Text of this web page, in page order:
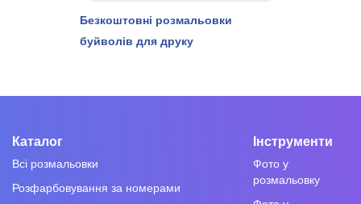
Безкоштовні розмальовки
буйволів для друку
Каталог
Всі розмальовки
Розфарбовування за номерами
Інструменти
Фото у
розмальовку